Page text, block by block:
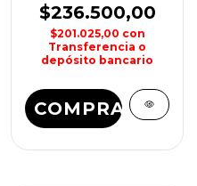
$236.500,00
$201.025,00 con
Transferencia o
depósito bancario
COMPRAR